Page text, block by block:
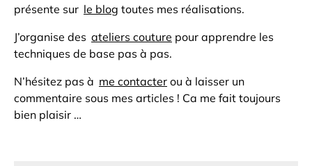
présente sur le blog toutes mes réalisations.
J’organise des ateliers couture pour apprendre les
techniques de base pas à pas.
N’hésitez pas à me contacter ou à laisser un
commentaire sous mes articles ! Ca me fait toujours
bien plaisir …